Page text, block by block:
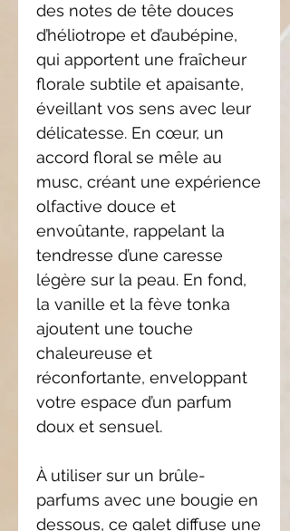
des notes de tête douces
d’héliotrope et d’aubépine,
qui apportent une fraîcheur
florale subtile et apaisante,
éveillant vos sens avec leur
délicatesse. En cœur, un
accord floral se mêle au
musc, créant une expérience
olfactive douce et
envoûtante, rappelant la
tendresse d’une caresse
légère sur la peau. En fond,
la vanille et la fève tonka
ajoutent une touche
chaleureuse et
réconfortante, enveloppant
votre espace d’un parfum
doux et sensuel.
À utiliser sur un brûle-
parfums avec une bougie en
dessous, ce galet diffuse une